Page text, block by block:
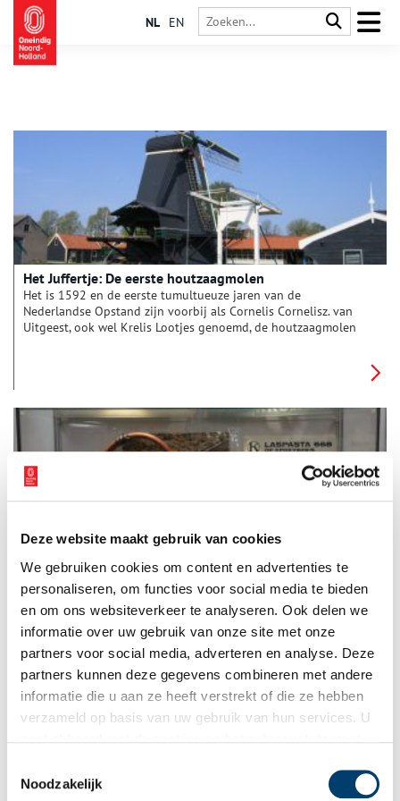
Deze website maakt gebruik van cookies
We gebruiken cookies om content en advertenties te
personaliseren, om functies voor social media te bieden
en om ons websiteverkeer te analyseren. Ook delen we
informatie over uw gebruik van onze site met onze
partners voor social media, adverteren en analyse. Deze
partners kunnen deze gegevens combineren met andere
informatie die u aan ze heeft verstrekt of die ze hebben
verzameld op basis van uw gebruik van hun services. U
Noodzakelijk
NL EN
Het Juffertje: De eerste houtzaagmolen
Het is 1592 en de eerste tumultueuze jaren van de
Nederlandse Opstand zijn voorbij als Cornelis Cornelisz. van
Uitgeest, ook wel Krelis Lootjes genoemd, de houtzaagmolen
geperfectioneerd
Aan het eind van de negentiende eeuw loopt de vraag naar
lijnolie en zeildoek sterk terug. De opmars van petroleum als
brandstof en de opkomst van stoomschepen vormen een
gevaar voor het voortbestaan van de rolrederij voor zeildoek
en de lijnoliemolen van de familie Kaars Sijpestein. Een
Schotse uitvinding betekent echter de redding voor de
familieonderneming. Honderdzestien jaar later verlaten nog
dagelijks enorme rollen linoleum de Forbo Flooring fabriek in
Assendelft.